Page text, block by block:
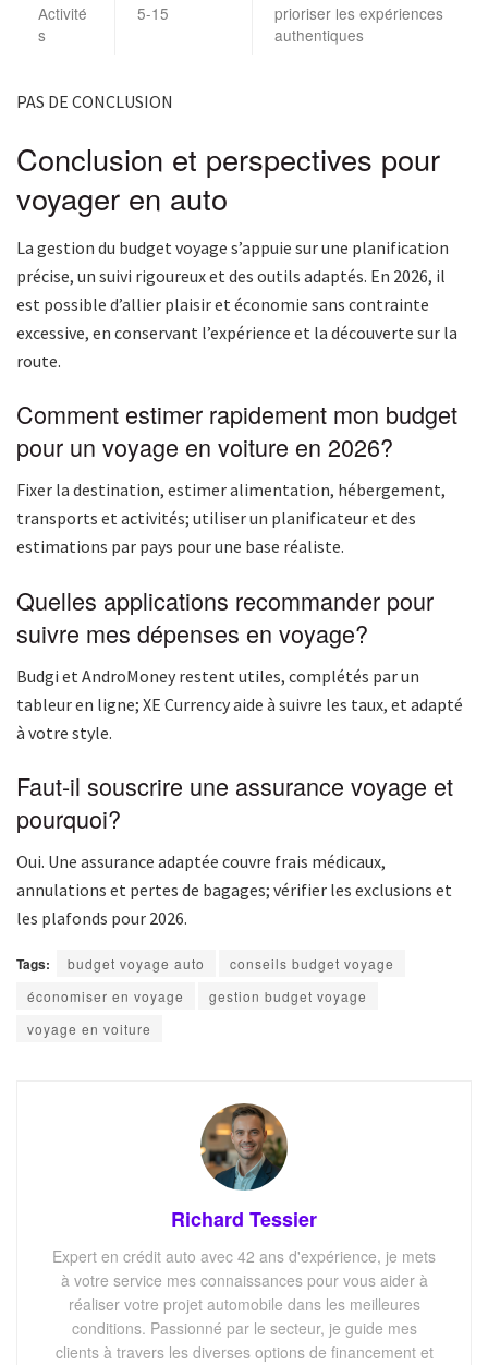
Activité
s
5-15
prioriser les expériences
authentiques
PAS DE CONCLUSION
Conclusion et perspectives pour
voyager en auto
La gestion du budget voyage s’appuie sur une planification
précise, un suivi rigoureux et des outils adaptés. En 2026, il
est possible d’allier plaisir et économie sans contrainte
excessive, en conservant l’expérience et la découverte sur la
route.
Comment estimer rapidement mon budget
pour un voyage en voiture en 2026?
Fixer la destination, estimer alimentation, hébergement,
transports et activités; utiliser un planificateur et des
estimations par pays pour une base réaliste.
Quelles applications recommander pour
suivre mes dépenses en voyage?
Budgi et AndroMoney restent utiles, complétés par un
tableur en ligne; XE Currency aide à suivre les taux, et adapté
à votre style.
Faut-il souscrire une assurance voyage et
pourquoi?
Oui. Une assurance adaptée couvre frais médicaux,
annulations et pertes de bagages; vérifier les exclusions et
les plafonds pour 2026.
Tags: budget voyage auto
conseils budget voyage
économiser en voyage
gestion budget voyage
voyage en voiture
Richard Tessier
Expert en crédit auto avec 42 ans d'expérience, je mets
à votre service mes connaissances pour vous aider à
réaliser votre projet automobile dans les meilleures
conditions. Passionné par le secteur, je guide mes
clients à travers les diverses options de financement et